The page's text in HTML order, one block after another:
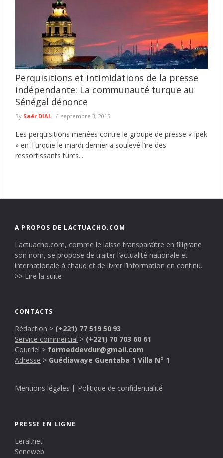
Perquisitions et intimidations de la presse
indépendante: La communauté turque au
Sénégal dénonce
By Saër DIAL septembre 3, 2015
Les perquisitions menées contre le groupe de presse « Ipek
» en Turquie le mardi dernier a soulevé l’ire des
ressortissants turcs...
A PROPOS DE LACTUACHO.COM
Lactuacho.com, comme le laisse transparaître en filigrane
son nom, se propose de traiter l’actualité nationale et
internationale à chaud et de livrer l’information en continu.
>> Lire la suite
CONTACTS
Rédaction > (+221) 77 519 50 93
Service commercial > (+221) 70 703 60 61
Courriel > formeddevdur@gmail.com
Adresse > Guédiawaye Guentaba 1 Villa N° 1
Mentions légales | Politique de confidentialité
PRESSE EN LIGNE
Leral.net
Seneweb